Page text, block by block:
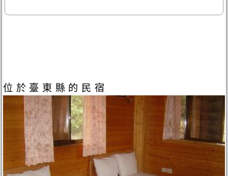
位於臺東縣的民宿